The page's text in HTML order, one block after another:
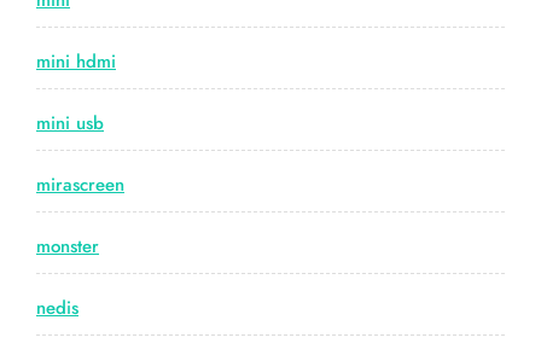
mini hdmi
mini usb
mirascreen
monster
nedis